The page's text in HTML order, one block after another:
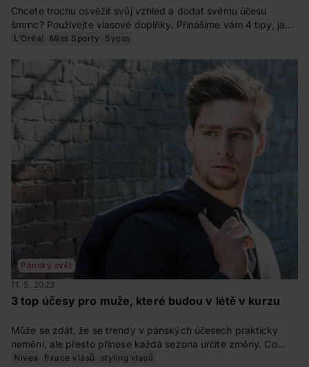
Chcete trochu osvěžit svůj vzhled a dodat svému účesu
šmrnc? Používejte vlasové doplňky. Přinášíme vám 4 tipy, jak
oživit jednoduchý účes pomocí sponek, skřipce, čelenky nebo
L‘Oréal Miss Sporty Syoss
Pánský svět
11. 5. 2023
3 top účesy pro muže, které budou v létě v kurzu
Může se zdát, že se trendy v pánských účesech prakticky
nemění, ale přesto přinese každá sezona určité změny. Co
pofrčí letos v létě? Zkuste naše tři tipy na moderní pánské
Nivea fixace vlasů styling vlasů